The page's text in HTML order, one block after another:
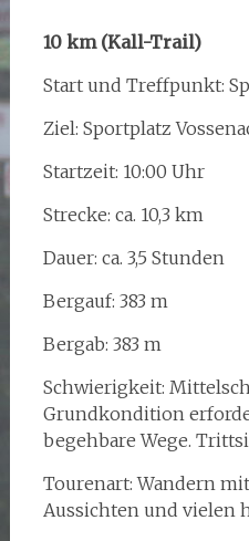
10 km (Kall-Trail)
Start und Treffpunkt:
Ziel: Sportplatz
Startzeit: 10:00 Uhr
Strecke: ca. 10,3 km
Dauer: ca. 3,5 Stunden
Bergauf: 383 m
Bergab: 383 m
Schwierigkeit:
Grundkondition
begehbare Wege.
Tourenart: Wandern
Aussichten und vielen